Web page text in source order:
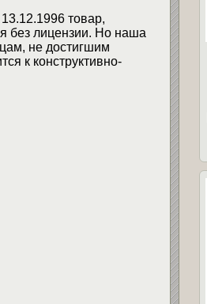
товар,
без лицензии. Но наша
не достигшим
к конструктивно-